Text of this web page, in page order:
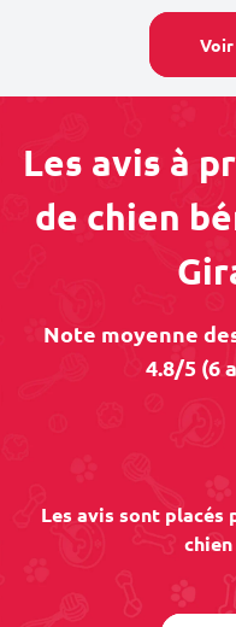
Les avis à
de chien
Note moyenne
4.8/5 (6
Les avis sont placés